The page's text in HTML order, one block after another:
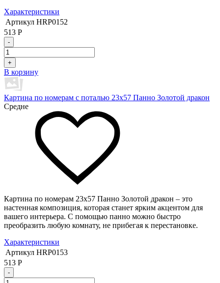
Характеристики
Артикул HRP0152
513 Р
-
+
В корзину
Картина по номерам с поталью 23х57 Панно Золотой дракон
Средне
Картина по номерам 23х57 Панно Золотой дракон – это
настенная композиция, которая станет ярким акцентом для
вашего интерьера. С помощью панно можно быстро
преобразить любую комнату, не прибегая к перестановке.
Характеристики
Артикул HRP0153
513 Р
-